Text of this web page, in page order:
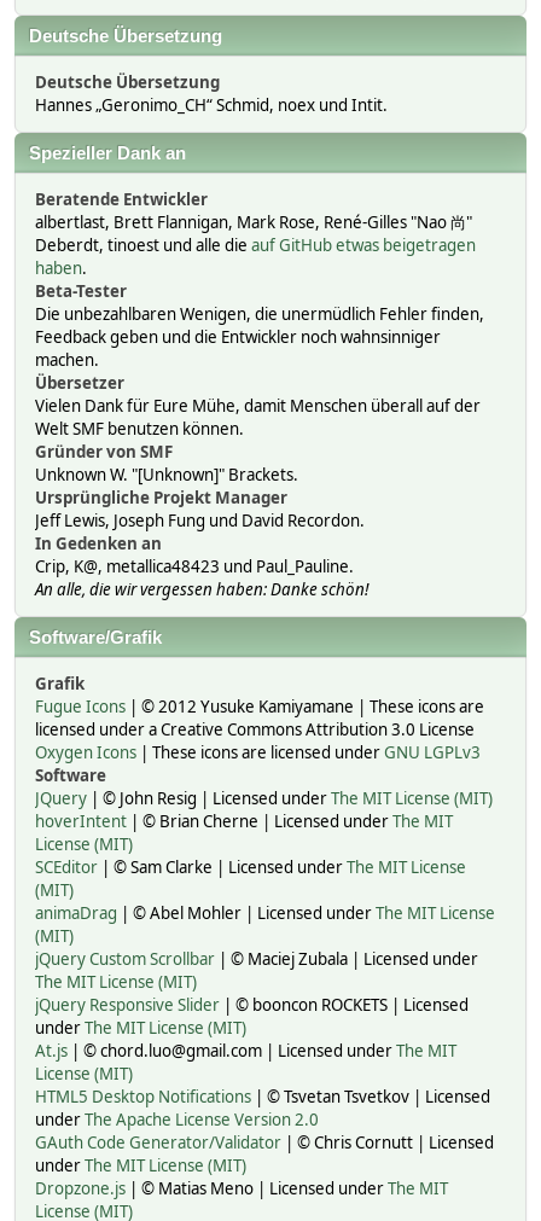
Deutsche Übersetzung
Deutsche Übersetzung
Hannes „Geronimo_CH“ Schmid, noex und Intit.
Spezieller Dank an
Beratende Entwickler
albertlast, Brett Flannigan, Mark Rose, René-Gilles "Nao 尚"
Deberdt, tinoest und alle die auf GitHub etwas beigetragen
haben.
Beta-Tester
Die unbezahlbaren Wenigen, die unermüdlich Fehler finden,
Feedback geben und die Entwickler noch wahnsinniger
machen.
Übersetzer
Vielen Dank für Eure Mühe, damit Menschen überall auf der
Welt SMF benutzen können.
Gründer von SMF
Unknown W. "[Unknown]" Brackets.
Ursprüngliche Projekt Manager
Jeff Lewis, Joseph Fung und David Recordon.
In Gedenken an
Crip, K@, metallica48423 und Paul_Pauline.
An alle, die wir vergessen haben: Danke schön!
Software/Grafik
Grafik
Fugue Icons | © 2012 Yusuke Kamiyamane | These icons are
licensed under a Creative Commons Attribution 3.0 License
Oxygen Icons | These icons are licensed underGNU LGPLv3
Software
JQuery | © John Resig | Licensed underThe MIT License (MIT)
hoverIntent | © Brian Cherne | Licensed underThe MIT
License (MIT)
SCEditor | © Sam Clarke | Licensed underThe MIT License
(MIT)
animaDrag | © Abel Mohler | Licensed underThe MIT License
(MIT)
jQuery Custom Scrollbar | © Maciej Zubala | Licensed under
The MIT License (MIT)
jQuery Responsive Slider | © booncon ROCKETS | Licensed
underThe MIT License (MIT)
At.js | © chord.luo@gmail.com | Licensed underThe MIT
License (MIT)
HTML5 Desktop Notifications | © Tsvetan Tsvetkov | Licensed
underThe Apache License Version 2.0
GAuth Code Generator/Validator | © Chris Cornutt | Licensed
underThe MIT License (MIT)
Dropzone.js | © Matias Meno | Licensed underThe MIT
License (MIT)